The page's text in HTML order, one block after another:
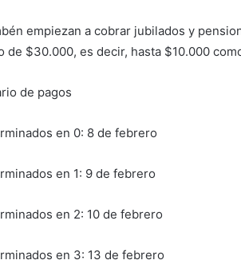
empiezan a cobrar jubilados y
de $30.000, es decir, hasta $10.000
de pagos
en 0: 8 de febrero
en 1: 9 de febrero
en 2: 10 de febrero
en 3: 13 de febrero